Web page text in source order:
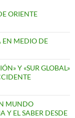
ORIENTE
EN MEDIO DE
Y «SUR GLOBAL»
MUNDO
Y EL SABER DESDE